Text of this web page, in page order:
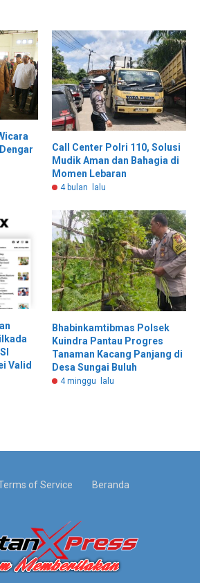
Call Center Polri 110, Solusi
Mudik Aman dan Bahagia di
Momen Lebaran
4 bulan lalu
Valid
Bhabinkamtibmas Polsek
Kuindra Pantau Progres
Tanaman Kacang Panjang di
Desa Sungai Buluh
4 minggu lalu
of Service Beranda